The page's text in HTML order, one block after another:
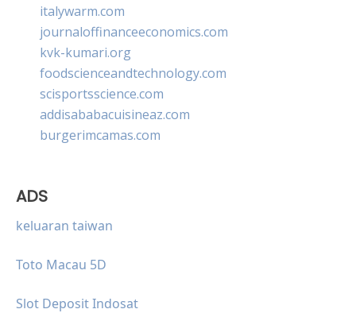
italywarm.com
journaloffinanceeconomics.com
kvk-kumari.org
foodscienceandtechnology.com
scisportsscience.com
addisababacuisineaz.com
burgerimcamas.com
ADS
keluaran taiwan
Toto Macau 5D
Slot Deposit Indosat